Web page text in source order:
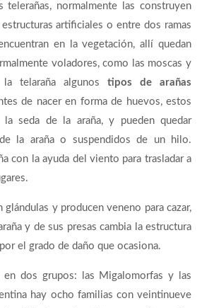
normalmente las construyen
artificiales o entre dos ramas
en la vegetación, allí quedan
voladores, como las moscas y
telaraña algunos tipos de arañas
de nacer en forma de huevos, estos
la seda de la araña, y pueden quedar
la araña o suspendidos de un hilo.
con la ayuda del viento para trasladar a
glándulas y producen veneno para cazar,
y de sus presas cambia la estructura
el grado de daño que ocasiona.
en dos grupos: las Migalomorfas y las
hay ocho familias con veintinueve